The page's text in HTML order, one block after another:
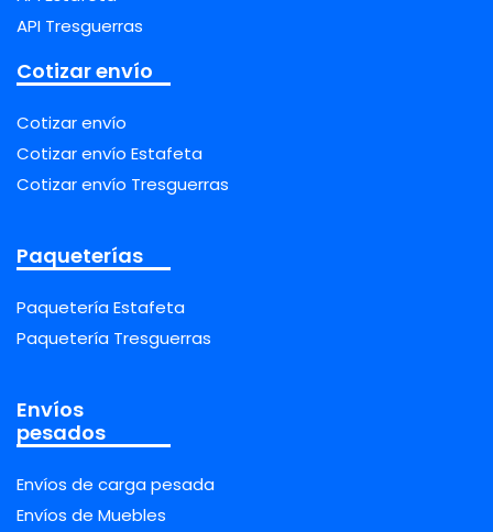
API Tresguerras
Cotizar envío
Cotizar envío
Cotizar envío Estafeta
Cotizar envío Tresguerras
Paqueterías
Paquetería Estafeta
Paquetería Tresguerras
Envíos
pesados
Envíos de carga pesada
Envíos de Muebles